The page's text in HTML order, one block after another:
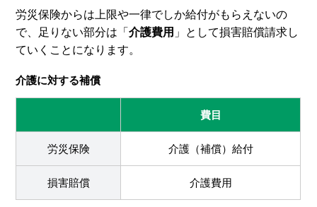
労災保険からは上限や一律でしか給付がもらえないの
で、足りない部分は「介護費用 」として損害賠償請求し
ていくことになります。
介護に対する補償
費目
労災保険 介護（補償）給付
損害賠償 介護費用